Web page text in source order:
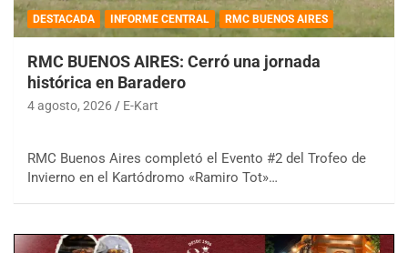
DESTACADA INFORME CENTRAL RMC BUENOS AIRES
RMC BUENOS AIRES: Cerró una jornada
histórica en Baradero
4 agosto, 2026 E-Kart
RMC Buenos Aires completó el Evento #2 del Trofeo de
Invierno en el Kartódromo «Ramiro Tot»…